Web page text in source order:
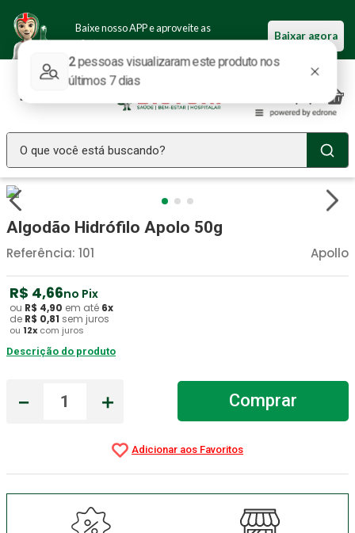
Baixe nosso APP e aproveite as
ofertas.
Baixar agora
O que você está buscando?
Algodão Hidrófilo Apolo 50g
Apollo
Referência: 101
R$ 4,66no Pix
ou R$ 4,90 em até 6x
de R$ 0,81 sem juros
ou 12x com juros
Descrição do produto
＋
－ Comprar
4º Estetoscopio Littmann
5 º Aparelho Pressão
6º Littmann
Gaze Esteril